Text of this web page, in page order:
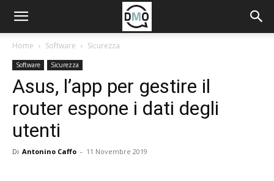
Home Software Sicurezza
Software Sicurezza
Asus, l’app per gestire il
router espone i dati degli
utenti
Di Antonino Caffo - 11 Novembre 2019